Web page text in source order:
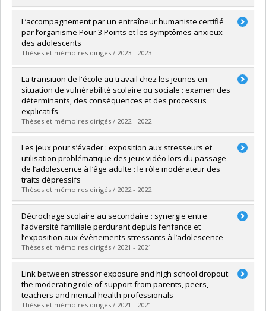
Diplômé(e) :Lampron-de Souza, Sophie
Cycle :Maîtrise
Diplôme obtenu :
Lien vers le document dans Papyrus
L’accompagnement par un entraîneur humaniste certifié
par l’organisme Pour 3 Points et les symptômes anxieux
des adolescents
Thèses et mémoires dirigés / 2023 - 2023
Diplômé(e) :Roy, Jessica
Cycle :Maîtrise
Diplôme obtenu :M. Sc.
Lien vers le document dans Papyrus
La transition de l'école au travail chez les jeunes en
situation de vulnérabilité scolaire ou sociale : examen des
déterminants, des conséquences et des processus
explicatifs
Thèses et mémoires dirigés / 2022 - 2022
Diplômé(e) :Thouin, Éliane
Cycle :Doctorat
Diplôme obtenu :Ph. D.
Lien vers le document dans Papyrus
Les jeux pour s’évader : exposition aux stresseurs et
utilisation problématique des jeux vidéo lors du passage
de l’adolescence à l’âge adulte : le rôle modérateur des
traits dépressifs
Thèses et mémoires dirigés / 2022 - 2022
Diplômé(e) :Paquette, Charlotte
Cycle :Maîtrise
Diplôme obtenu :M. Sc.
Lien vers le document dans Papyrus
Décrochage scolaire au secondaire : synergie entre
l’adversité familiale perdurant depuis l’enfance et
l’exposition aux évènements stressants à l’adolescence
Thèses et mémoires dirigés / 2021 - 2021
Diplômé(e) : Archontakis, Camélie
Cycle :Maîtrise
Diplôme obtenu :M. Sc.
Lien vers le document dans Papyrus
Link between stressor exposure and high school dropout:
the moderating role of support from parents, peers,
teachers and mental health professionals
Thèses et mémoires dirigés / 2021 - 2021